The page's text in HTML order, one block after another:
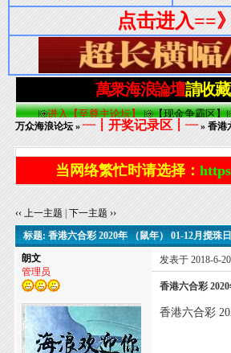
万众海浪论坛 »┈┋开奖记录区┋┈» 香港
当网络繁忙时请选择：
‹‹ 上一主题 |下一主题 ››
标题: 香港六合彩 2020年 （鼠年） 01-12月搅珠
朗文
管理员
发表于 2018-6-
香港六合彩
香港六合彩